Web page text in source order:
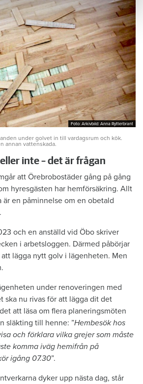
Foto: Arkivbild: Anna Rytterbrant
Foto: Arkivbild: Anna Rytterbrant
under golvet in till vardagsrum och kök.
annan vattenskada.
inte – det är frågan
att Örebrobostäder gång på gång
hyresgästen har hemförsäkring. Allt
är en påminnelse om en obetald
och en anställd vid Öbo skriver
i arbetsloggen. Därmed påbörjar
lägga nytt golv i lägenheten. Men
under renoveringen med
ska nu rivas för att lägga dit det
att läsa om flera planeringsmöten
släkting till henne: ”Hembesök hos
och förklara vilka grejer som måste
komma iväg hemifrån på
igång 07.30”.
dyker upp nästa dag, står